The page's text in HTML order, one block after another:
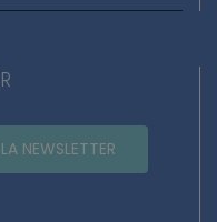
NEWSLETTER